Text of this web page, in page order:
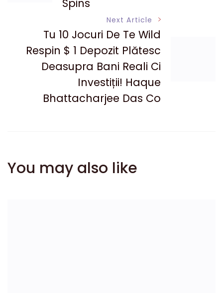
Spins
Next Article
Tu 10 Jocuri De Te Wild
Respin $ 1 Depozit Plătesc
Deasupra Bani Reali Ci
Investiții! Haque
Bhattacharjee Das Co
You may also like